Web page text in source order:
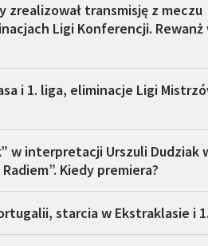
zrealizował transmisję z meczu
Ligi Konferencji. Rewanż
i 1. liga, eliminacje Ligi
w interpretacji Urszuli Dudziak
Kiedy premiera?
starcia w Ekstraklasie i